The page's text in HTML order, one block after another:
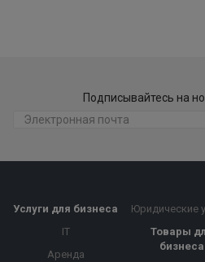
Подписывайтесь на
Услуги для бизнеса
IT
Аренда
Юридические
Товары
бизнеса